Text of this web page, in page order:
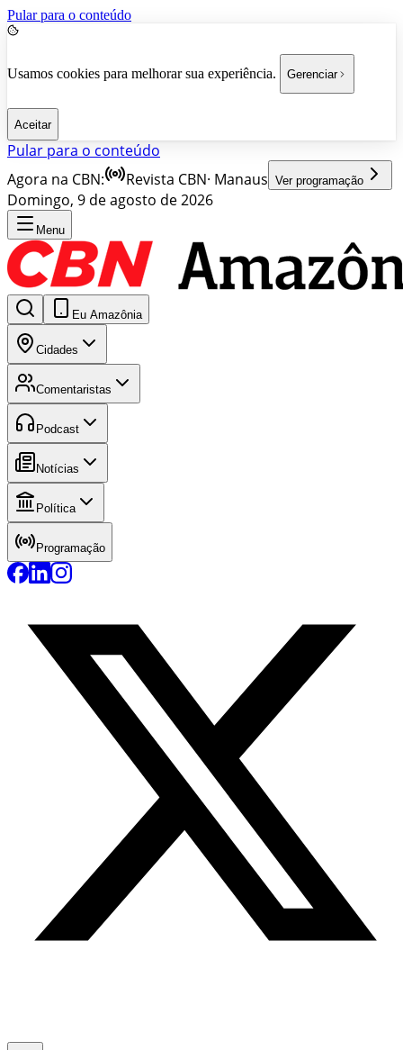
Pular para o conteúdo
Usamos cookies para melhorar sua experiência. Gerenciar
Aceitar
Pular para o conteúdo
Agora na CBN:
Revista CBN· Manaus Ver programação
Domingo, 9 de agosto de 2026
Menu
Eu Amazônia
Cidades
Comentaristas
Podcast
Notícias
Política
Programação